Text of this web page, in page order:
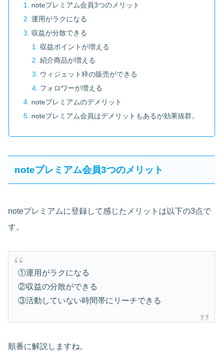
noteプレミアム会員3つのメリット
運用がラクになる
収益が分散できる
収益ポイントが増える
紹介商品が増える
ウィジェット枠の販売ができる
フォロワーが増える
noteプレミアムのデメリット
noteプレミアム会員はデメリットもあるが効果抜群。
noteプレミアム会員3つのメリット
noteプレミアムに登録して感じたメリットは以下の3点で
す。
①運用がラクになる
②収益の分散ができる
③活動していない時間帯にリーチできる
順番に解説しますね。